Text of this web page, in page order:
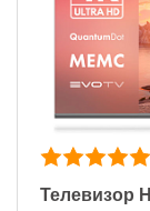
Телевизор